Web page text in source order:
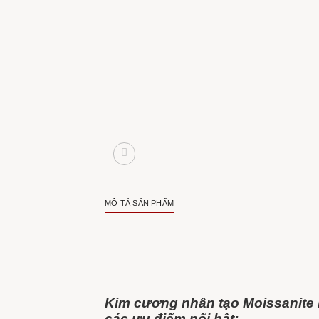
MÔ TẢ SẢN PHẨM
Kim cương nhân tạo